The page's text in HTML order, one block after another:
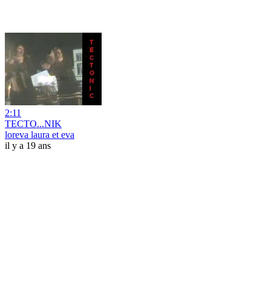
2:11
TECTO...NIK
loreva laura et eva
il y a 19 ans